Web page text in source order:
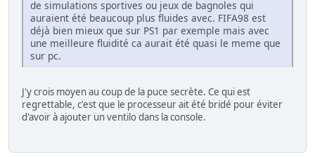
de simulations sportives ou jeux de bagnoles qui
auraient été beaucoup plus fluides avec. FIFA98 est
déjà bien mieux que sur PS1 par exemple mais avec
une meilleure fluidité ca aurait été quasi le meme que
sur pc.
J'y crois moyen au coup de la puce secrète. Ce qui est
regrettable, c'est que le processeur ait été bridé pour éviter
d'avoir à ajouter un ventilo dans la console.